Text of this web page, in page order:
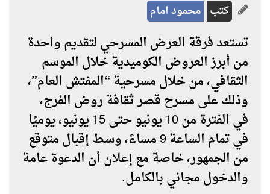
كتب محمود امام
تستعد فرقة العرض المسرحي لتقديم واحدة
من أبرز العروض الكوميدية خلال الموسم
الثقافي، من خلال مسرحية“المفتش العام”،
وذلك على مسرح قصر ثقافة روض الفرج،
في الفترة من 10 يونيو حتى 15 يونيو، يوميًا
في تمام الساعة 9 مساءً، وسط إقبال متوقع
من الجمهور، خاصة مع إعلان أنالدعوة عامة
والدخول مجاني بالكامل.